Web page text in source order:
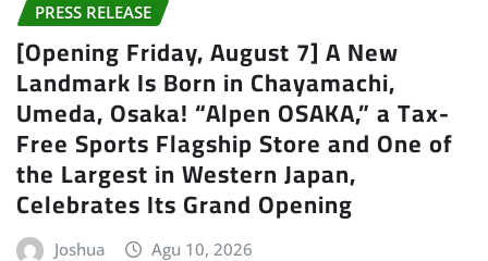
PRESS RELEASE
[Opening Friday, August 7] A New
Landmark Is Born in Chayamachi,
Umeda, Osaka! “Alpen OSAKA,” a Tax-
Free Sports Flagship Store and One of
the Largest in Western Japan,
Celebrates Its Grand Opening
Joshua Agu 10, 2026